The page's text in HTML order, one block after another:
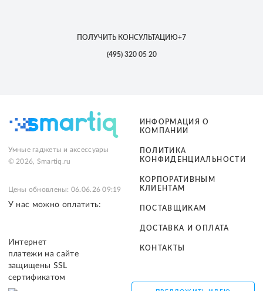
ПОЛУЧИТЬ КОНСУЛЬТАЦИЮ+7
(495)320 05 20
Умные гаджеты и аксессуары
© 2026, Smartiq.ru
Цены обновлены: 06.06.26 09:19
У нас можно оплатить:
Интернет
платежи на сайте
защищены SSL
сертификатом
ИНФОРМАЦИЯ О
КОМПАНИИ
ПОЛИТИКА
КОНФИДЕНЦИАЛЬНОСТИ
КОРПОРАТИВНЫМ
КЛИЕНТАМ
ПОСТАВЩИКАМ
ДОСТАВКА И ОПЛАТА
КОНТАКТЫ